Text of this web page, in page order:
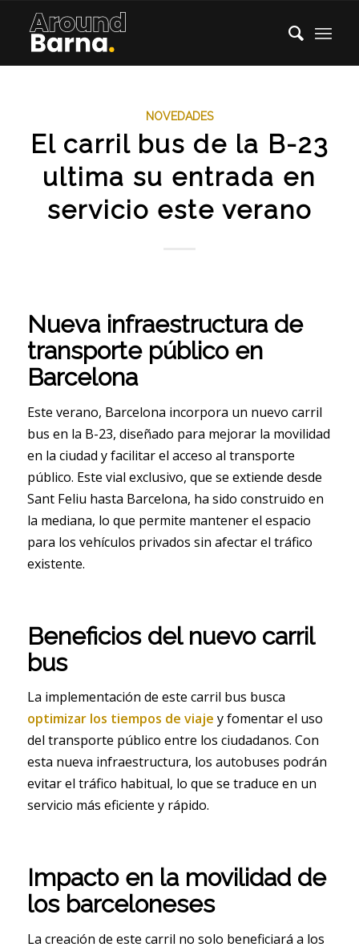
NOVEDADES
El carril bus de la B-23
ultima su entrada en
servicio este verano
Nueva infraestructura de
transporte público en
Barcelona
Este verano, Barcelona incorpora un nuevo carril
bus en la B-23, diseñado para mejorar la movilidad
en la ciudad y facilitar el acceso al transporte
público. Este vial exclusivo, que se extiende desde
Sant Feliu hasta Barcelona, ha sido construido en
la mediana, lo que permite mantener el espacio
para los vehículos privados sin afectar el tráfico
existente.
Beneficios del nuevo carril
bus
La implementación de este carril bus busca
optimizar los tiempos de viaje y fomentar el uso
del transporte público entre los ciudadanos. Con
esta nueva infraestructura, los autobuses podrán
evitar el tráfico habitual, lo que se traduce en un
servicio más eficiente y rápido.
Impacto en la movilidad de
los barceloneses
La creación de este carril no solo beneficiará a los